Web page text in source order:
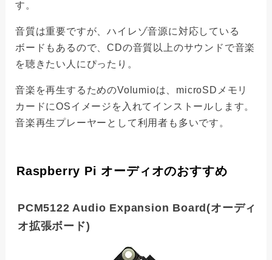
す。
音質は重要ですが、ハイレゾ音源に対応している
ボードもあるので、CDの音質以上のサウンドで音楽
を聴きたい人にぴったり。
音楽を再生するためのVolumioは、microSDメモリ
カードにOSイメージを入れてインストールします。
音楽再生プレーヤーとして利用者も多いです。
Raspberry Pi オーディオのおすすめ
PCM5122 Audio Expansion Board(オーディ
オ拡張ボード)